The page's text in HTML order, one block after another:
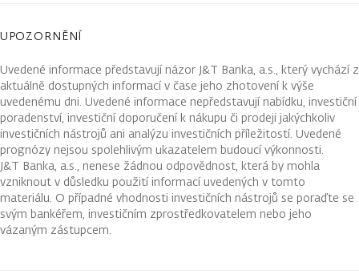
UPOZORNĚNÍ
Uvedené informace představují názor J&T Banka, a.s., který vychází z
aktuálně dostupných informací v čase jeho zhotovení k výše
uvedenému dni. Uvedené informace nepředstavují nabídku, investiční
poradenství, investiční doporučení k nákupu či prodeji jakýchkoliv
investičních nástrojů ani analýzu investičních příležitostí. Uvedené
prognózy nejsou spolehlivým ukazatelem budoucí výkonnosti.
J&T Banka, a.s., nenese žádnou odpovědnost, která by mohla
vzniknout v důsledku použití informací uvedených v tomto
materiálu. O případné vhodnosti investičních nástrojů se poraďte se
svým bankéřem, investičním zprostředkovatelem nebo jeho
vázaným zástupcem.